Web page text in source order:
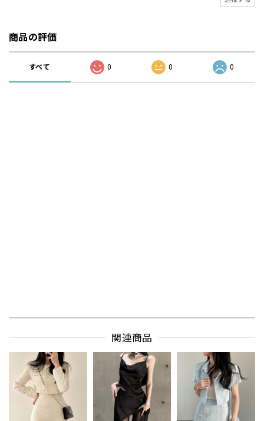
商品の評価
すべて 0 0 0
関連商品